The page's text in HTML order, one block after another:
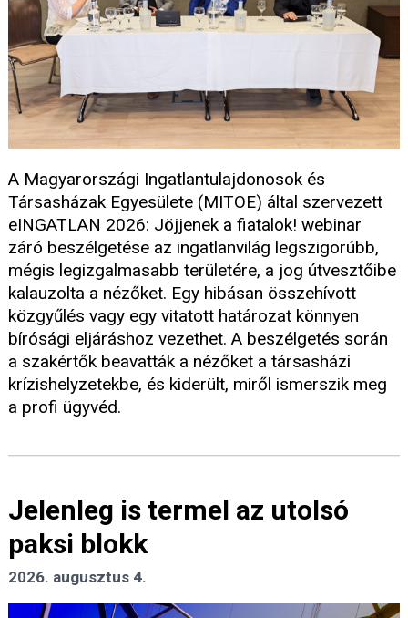
A Magyarországi Ingatlantulajdonosok és
Társasházak Egyesülete (MITOE) által szervezett
eINGATLAN 2026: Jöjjenek a fiatalok! webinar
záró beszélgetése az ingatlanvilág legszigorúbb,
mégis legizgalmasabb területére, a jog útvesztőibe
kalauzolta a nézőket. Egy hibásan összehívott
közgyűlés vagy egy vitatott határozat könnyen
bírósági eljáráshoz vezethet. A beszélgetés során
a szakértők beavatták a nézőket a társasházi
krízishelyzetekbe, és kiderült, miről ismerszik meg
a profi ügyvéd.
Jelenleg is termel az utolsó
paksi blokk
2026. augusztus 4.